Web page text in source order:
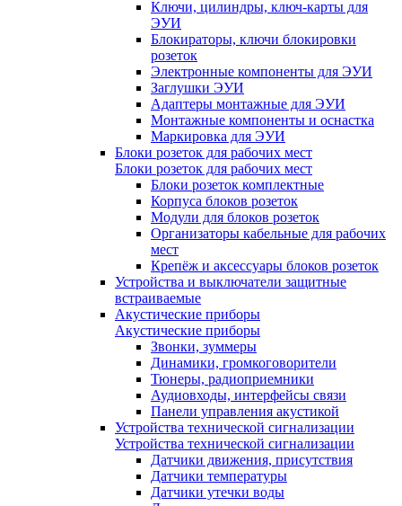
Ключи, цилиндры, ключ-карты для
ЭУИ
Блокираторы, ключи блокировки
розеток
Электронные компоненты для ЭУИ
Заглушки ЭУИ
Адаптеры монтажные для ЭУИ
Монтажные компоненты и оснастка
Маркировка для ЭУИ
Блоки розеток для рабочих мест
Блоки розеток для рабочих мест
Блоки розеток комплектные
Корпуса блоков розеток
Модули для блоков розеток
Организаторы кабельные для рабочих
мест
Крепёж и аксессуары блоков розеток
Устройства и выключатели защитные
встраиваемые
Акустические приборы
Акустические приборы
Звонки, зуммеры
Динамики, громкоговорители
Тюнеры, радиоприемники
Аудиовходы, интерфейсы связи
Панели управления акустикой
Устройства технической сигнализации
Устройства технической сигнализации
Датчики движения, присутствия
Датчики температуры
Датчики утечки воды